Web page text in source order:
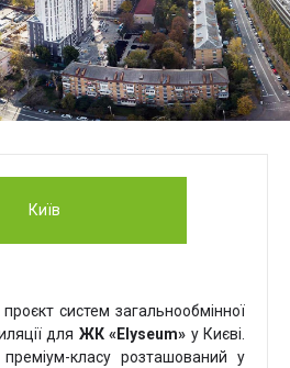
Київ
проєкт систем загальнообмінної
для ЖК «Elyseum» у Києві.
класу розташований у